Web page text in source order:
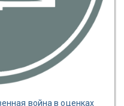
война в оценках